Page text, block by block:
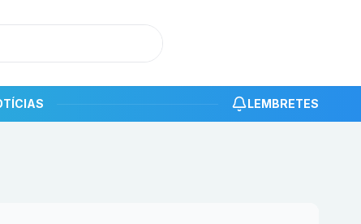
LEMBRETES